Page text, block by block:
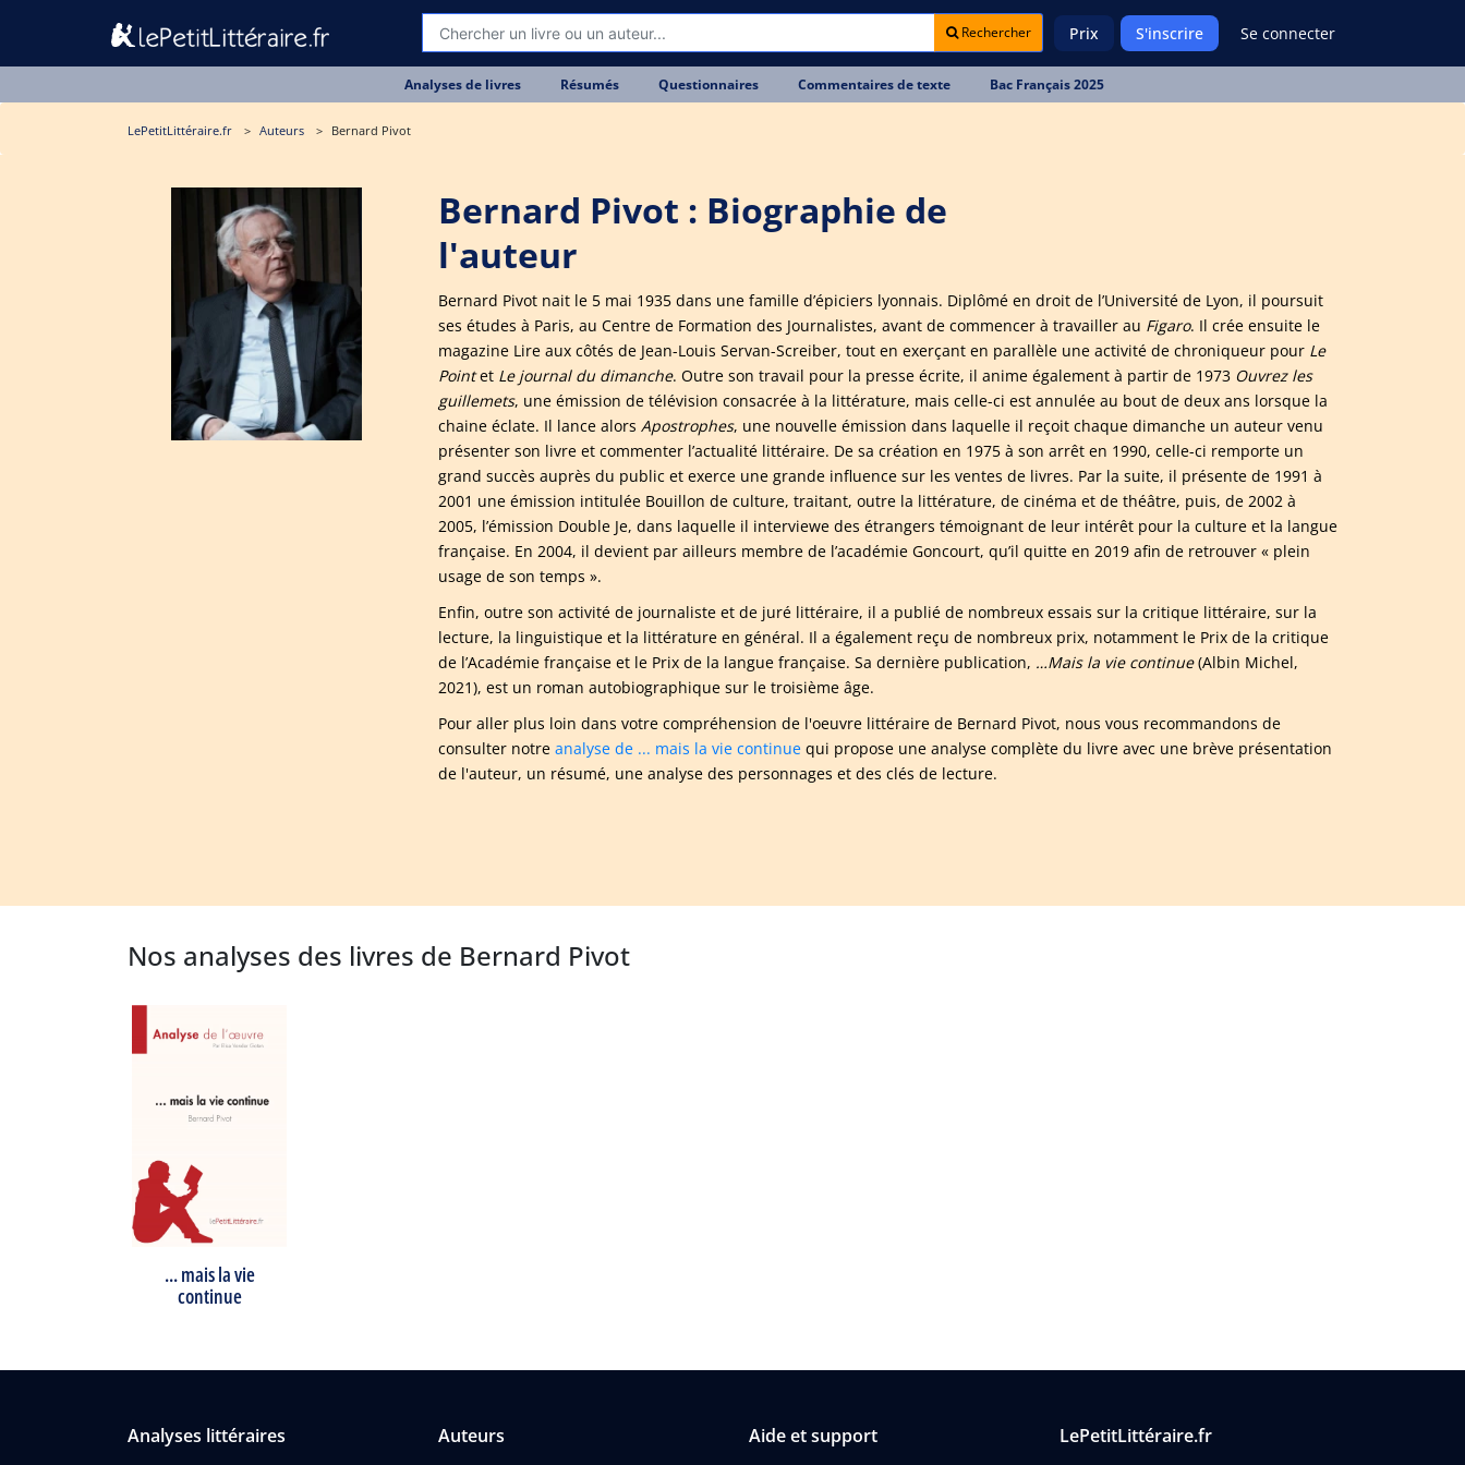
Rechercher Prix S'inscrire Se connecter
Analyses de livres Résumés Questionnaires Commentaires de texte Bac Français 2025
LePetitLittéraire.fr Auteurs Bernard Pivot
Bernard Pivot : Biographie de
l'auteur
Bernard Pivot nait le 5 mai 1935 dans une famille d’épiciers lyonnais. Diplômé en droit de l’Université de Lyon, il poursuit
ses études à Paris, au Centre de Formation des Journalistes, avant de commencer à travailler au Figaro. Il crée ensuite le
magazine Lire aux côtés de Jean-Louis Servan-Screiber, tout en exerçant en parallèle une activité de chroniqueur pour Le
Pointet Le journal du dimanche. Outre son travail pour la presse écrite, il anime également à partir de 1973 Ouvrez les
guillemets, une émission de télévision consacrée à la littérature, mais celle-ci est annulée au bout de deux ans lorsque la
chaine éclate. Il lance alors Apostrophes, une nouvelle émission dans laquelle il reçoit chaque dimanche un auteur venu
présenter son livre et commenter l’actualité littéraire. De sa création en 1975 à son arrêt en 1990, celle-ci remporte un
grand succès auprès du public et exerce une grande influence sur les ventes de livres. Par la suite, il présente de 1991 à
2001 une émission intitulée Bouillon de culture, traitant, outre la littérature, de cinéma et de théâtre, puis, de 2002 à
2005, l’émission Double Je, dans laquelle il interviewe des étrangers témoignant de leur intérêt pour la culture et la langue
française. En 2004, il devient par ailleurs membre de l’académie Goncourt, qu’il quitte en 2019 afin de retrouver « plein
usage de son temps ».
Enfin, outre son activité de journaliste et de juré littéraire, il a publié de nombreux essais sur la critique littéraire, sur la
lecture, la linguistique et la littérature en général. Il a également reçu de nombreux prix, notamment le Prix de la critique
de l’Académie française et le Prix de la langue française. Sa dernière publication, …Mais la vie continue(Albin Michel,
2021), est un roman autobiographique sur le troisième âge.
Pour aller plus loin dans votre compréhension de l'oeuvre littéraire de Bernard Pivot, nous vous recommandons de
consulter notre analyse de ... mais la vie continue qui propose une analyse complète du livre avec une brève présentation
de l'auteur, un résumé, une analyse des personnages et des clés de lecture.
Nos analyses des livres de Bernard Pivot
... mais la vie
continue
Analyses littéraires Auteurs Aide et support LePetitLittéraire.fr